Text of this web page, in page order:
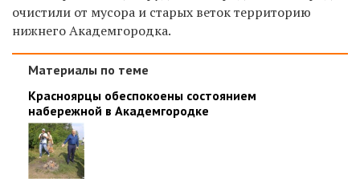
очистили от мусора и старых веток территорию
нижнего Академгородка.
Материалы по теме
Красноярцы обеспокоены состоянием
набережной в Академгородке